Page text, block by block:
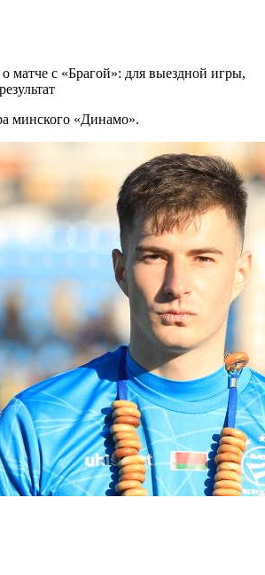
матче с «Брагой»: для выездной игры,
минского «Динамо».